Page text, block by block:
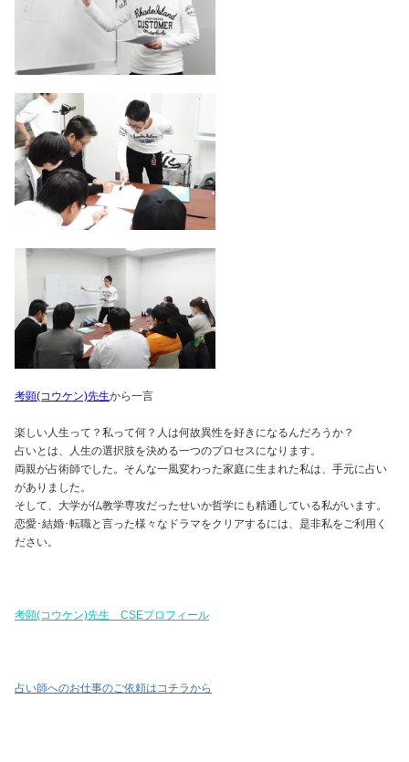
考顕(コウケン)先生から一言
楽しい人生って？私って何？人は何故異性を好きになるんだろうか？
占いとは、人生の選択肢を決める一つのプロセスになります。
両親が占術師でした。そんな一風変わった家庭に生まれた私は、手元に占い
がありました。
そして、大学が仏教学専攻だったせいか哲学にも精通している私がいます。
恋愛･結婚･転職と言った様々なドラマをクリアするには、是非私をご利用く
ださい。
考顕(コウケン)先生 CSEプロフィール
占い師へのお仕事のご依頼はコチラから